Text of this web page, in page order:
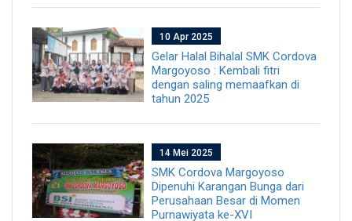
10 Apr 2025
Gelar Halal Bihalal SMK Cordova
Margoyoso : Kembali fitri
dengan saling memaafkan di
tahun 2025
14 Mei 2025
SMK Cordova Margoyoso
Dipenuhi Karangan Bunga dari
Perusahaan Besar di Momen
Purnawiyata ke-XVI